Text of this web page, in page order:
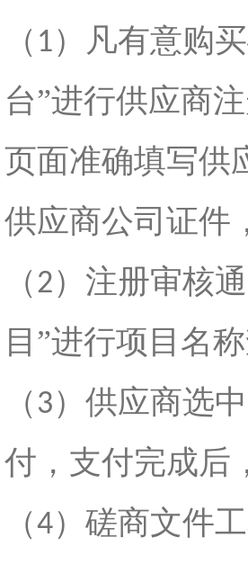
（ 1）凡有意购
台”进行供应商
页面准确填写供
供应商公司证件
（2）注册审核
目”进行项目名
（3）供应商选
付，支付完成后
（4）磋商文件